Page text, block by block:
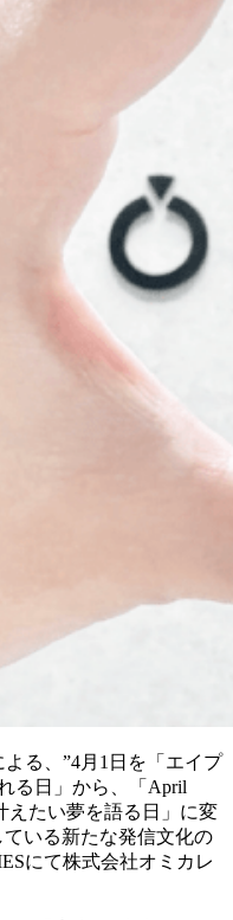
る、”4月1日を「エイプ
る日」から、「April
えたい夢を語る日」に変
ている新たな発信文化の
にて株式会社オミカレ